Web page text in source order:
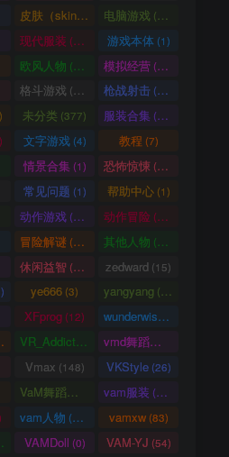
皮肤（skin） (1)电脑游戏 (1003)
现代服装 (929) 游戏本体(1)
(466)
欧风人物 (62) 模拟经营 (57)
格斗游戏 (25) 枪战射击 (105)
未分类 (377) 服装合集 (20)
文字游戏(4) 教程 (7)
情景合集 (1) 恐怖惊悚 (64)
常见问题 (1) 帮助中心(1)
动作游戏 (33) 动作冒险 (336)
冒险解谜 (30) 其他人物 (661)
休闲益智 (69) zedward (15)
ye666 (3) yangyang (86)
XFprog (12) wunderwise(1)
VR_Addict
(38) vmd舞蹈数据
Vmax (148) VKStyle(26)
(4163) VaM舞蹈视频 (5)vam服装 (1458)
vam人物 (3105) vamxw(83)
VAMDoll (0) VAM-YJ (54)